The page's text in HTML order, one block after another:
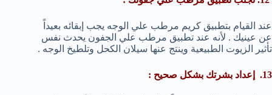
عند القيام بتطبيق كريم مرطب علي الوجه يجب إبقائه بعيداً
عن عينيك . لأنه عند تطبيق مرطب علي الجفون يحدث نفس
تأثير الزيوت الطبيعية وينتج عنها سيلان الكحل وتلطيخ الوجه .
13. إعداد بشرتك بشكل صحيح :